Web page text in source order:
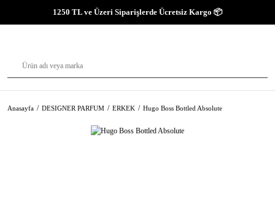
1250 TL ve Üzeri Siparişlerde Ücretsiz Kargo 📦
Anasayfa DESIGNER PARFUM ERKEK Hugo Boss Bottled Absolute